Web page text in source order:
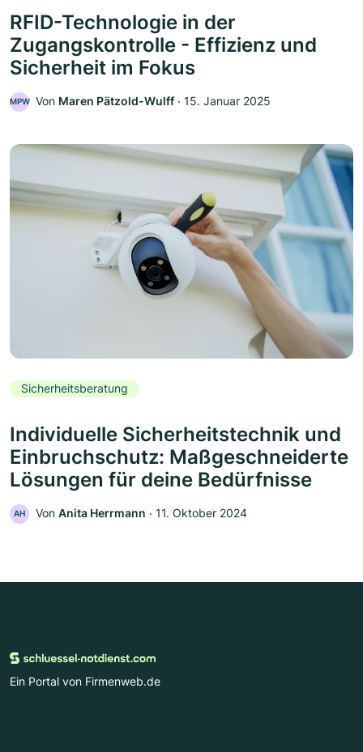
RFID-Technologie in der
Zugangskontrolle - Effizienz und
Sicherheit im Fokus
MPW Von Maren Pätzold-Wulff ‧ 15. Januar 2025
Sicherheitsberatung
Individuelle Sicherheitstechnik und
Einbruchschutz: Maßgeschneiderte
Lösungen für deine Bedürfnisse
AH Von Anita Herrmann ‧ 11. Oktober 2024
Ein Portal von Firmenweb.de